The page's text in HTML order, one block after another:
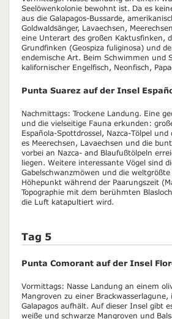
Seelöwenkolonie bewohnt ist. Da es
aus die Galapagos-Bussarde,
Goldwaldsänger, Lavaechsen,
eine Unterart des großen Kaktusfinken,
Grundfinken (Geospiza fuliginosa) und
endemische Art. Beim Schwimmen und
kalifornischer Engelfisch, Neonfisch,
Punta Suarez auf der Insel
Nachmittags: Trockene Landung. Eine
und die vielseitige Fauna erkunden:
Española-Spottdrossel, Nazca-Tölpel
es Meerechsen, Lavaechsen und die
vorbei an Nazca- and Blaufußtölpeln
liegen. Weitere interessante Vögel sind
Gabelschwanzmöwen und die
Höhepunkt während der Paarungszeit
Topographie mit dem berühmten
die Luft katapultiert wird.
Tag 5
Punta Comorant auf der Insel
Vormittags: Nasse Landung an einem
Mangroven zu einer
Galapagos aufhält. Auf dieser Insel gibt
weiße und schwarze Mangroven und